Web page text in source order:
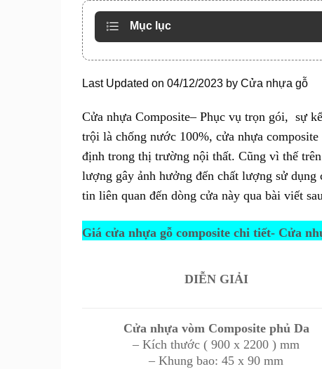
Mục lục
Last Updated on 04/12/2023 by Cửa nhựa gỗ
Cửa nhựa Composite– Phục vụ trọn gói, sự
trội là chống nước 100%, cửa nhựa
định trong thị trường nội thất. Cũng vì thế
lượng gây ảnh hưởng đến chất lượng sử
tin liên quan đến dòng cửa này qua bài viết
Giá cửa nhựa gỗ composite chi tiết- Cửa
DIỄN GIẢI
Cửa nhựa vòm Composite phủ Da
– Kích thước ( 900 x 2200 ) mm
– Khung bao: 45 x 90 mm